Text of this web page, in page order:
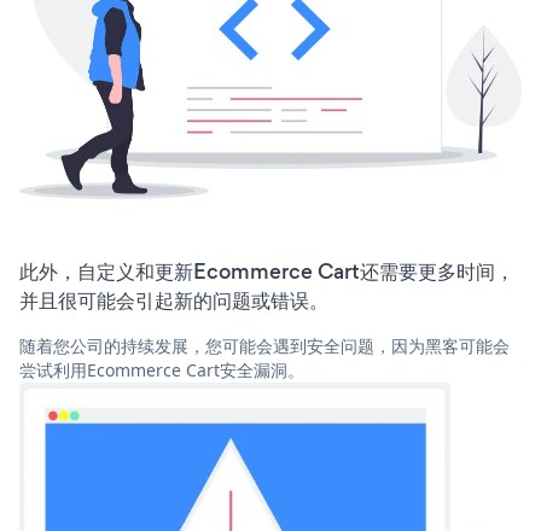
此外，自定义和更新Ecommerce Cart还需要更多时间，
并且很可能会引起新的问题或错误。
随着您公司的持续发展，您可能会遇到安全问题，因为黑客可能会
尝试利用Ecommerce Cart安全漏洞。